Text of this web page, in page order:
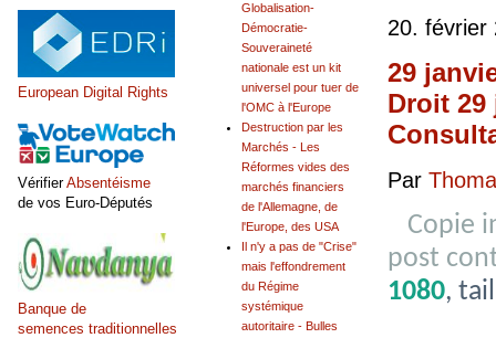
20. février
29
Droit 29
Par
Copie
post
1080,
Globalisation-
Démocratie-
Souveraineté
nationale est un kit
universel pour tuer de
l'OMC à l'Europe
Destruction par les
Marchés - Les
Réformes vides des
marchés financiers
de l'Allemagne, de
l'Europe, des USA
Il n'y a pas de "Crise"
mais l'effondrement
du Régime
systémique
autoritaire - Bulles
European Digital Rights
VérifierAbsentéisme
de vos Euro-Députés
Banque de
semences traditionnelles